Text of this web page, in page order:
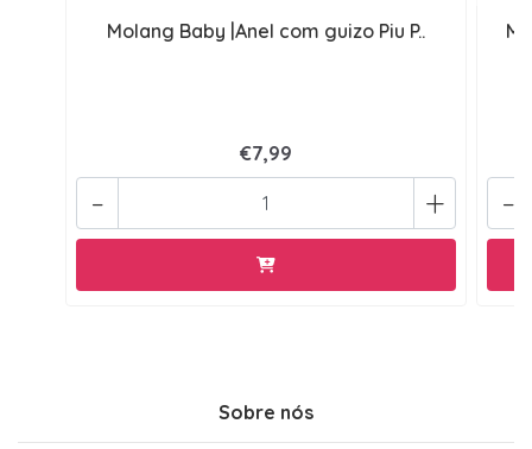
Molang Baby |Anel com guizo Piu P..
€7,99
+
- -
Sobre nós